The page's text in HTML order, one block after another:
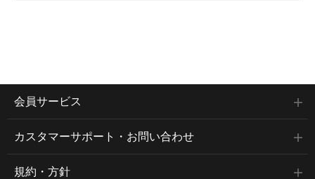
会員サービス
カスタマーサポート・お問い合わせ
規約・方針